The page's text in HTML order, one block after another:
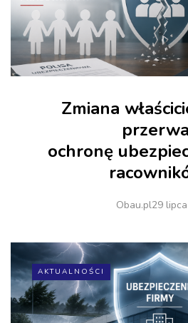
Zmiana
ochronę
Obau.pl29
AKTUALNOŚCI